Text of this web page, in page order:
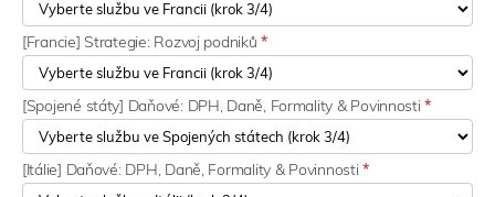
[Francie] Strategie: Rozvoj podniků*
[Spojené státy] Daňové: DPH, Daně, Formality & Povinnosti*
[Itálie] Daňové: DPH, Daně, Formality & Povinnosti*